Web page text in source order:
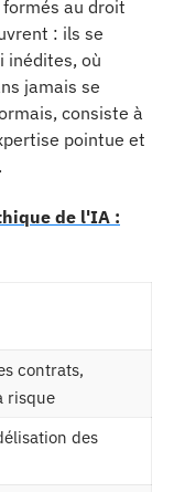
au droit
: ils se
inédites, où
jamais se
consiste à
pointue et
de l'IA :
contrats,
risque
des